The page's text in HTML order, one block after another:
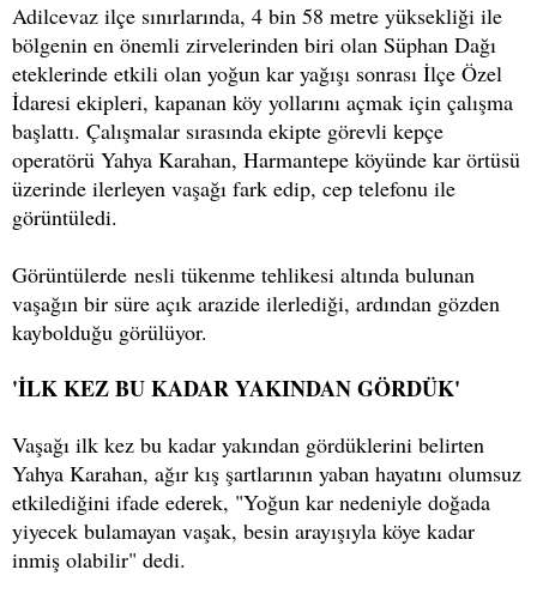
Adilcevaz ilçe sınırlarında, 4 bin 58 metre yüksekliği ile
bölgenin en önemli zirvelerinden biri olan Süphan Dağı
eteklerinde etkili olan yoğun kar yağışı sonrası İlçe Özel
İdaresi ekipleri, kapanan köy yollarını açmak için çalışma
başlattı. Çalışmalar sırasında ekipte görevli kepçe
operatörü Yahya Karahan, Harmantepe köyünde kar örtüsü
üzerinde ilerleyen vaşağı fark edip, cep telefonu ile
görüntüledi.
Görüntülerde nesli tükenme tehlikesi altında bulunan
vaşağın bir süre açık arazide ilerlediği, ardından gözden
kaybolduğu görülüyor.
'İLK KEZ BU KADAR YAKINDAN GÖRDÜK'
Vaşağı ilk kez bu kadar yakından gördüklerini belirten
Yahya Karahan, ağır kış şartlarının yaban hayatını olumsuz
etkilediğini ifade ederek, "Yoğun kar nedeniyle doğada
yiyecek bulamayan vaşak, besin arayışıyla köye kadar
inmiş olabilir" dedi.